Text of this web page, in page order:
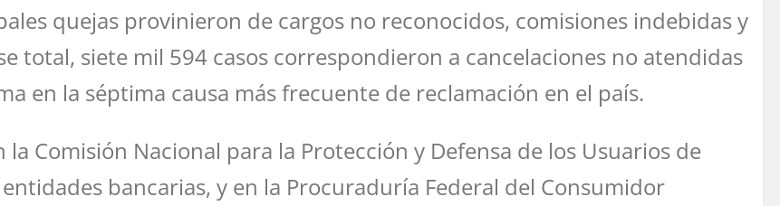
quejas provinieron de cargos no reconocidos, comisiones indebidas y
total, siete mil 594 casos correspondieron a cancelaciones no atendidas
en la séptima causa más frecuente de reclamación en el país.
Comisión Nacional para la Protección y Defensa de los Usuarios de
bancarias, y en la Procuraduría Federal del Consumidor